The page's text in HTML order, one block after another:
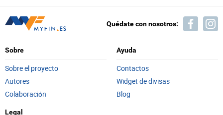
Quédate con nosotros:
Sobre
Sobre el proyecto
Autores
Colaboración
Ayuda
Contactos
Widget de divisas
Blog
Legal